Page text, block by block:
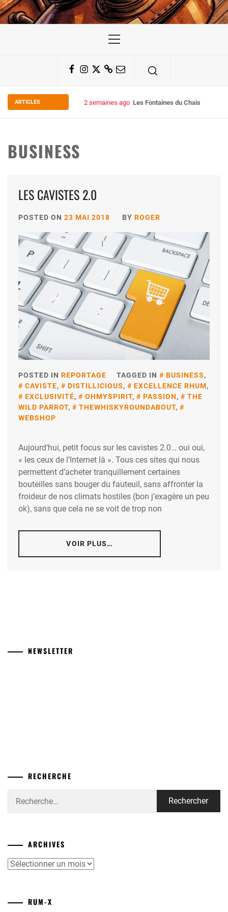
Menu
Facebook
Instagram
TwitterSubstack
Email
ARTICLES 2 semaines ago Les Fontaines du Chais 27
BUSINESS
LES CAVISTES 2.0
POSTED ON 23 MAI 2018 BY ROGER
POSTED IN REPORTAGE TAGGED IN BUSINESS,
CAVISTE, DISTILLICIOUS, EXCELLENCE RHUM,
EXCLUSIVITÉ, OHMYSPIRIT, PASSION,
THE
WILD PARROT, THEWHISKYROUNDABOUT,
WEBSHOP
Aujourd’hui, petit focus sur les cavistes 2.0… oui oui,
« les ceux de l’Internet là ». Tous ces sites qui nous
permettent d’acheter tranquillement certaines
bouteilles sans bouger du fauteuil, sans affronter la
froideur de nos climats hostiles (bon j’exagère un peu
ok), sans que cela ne se voit de trop non
VOIR PLUS…
NEWSLETTER
RECHERCHE
ARCHIVES
Archives
RUM-X